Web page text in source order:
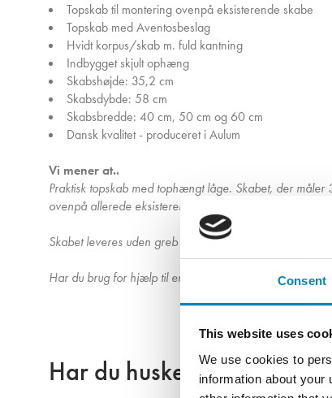
Consent
This website uses
We use cookies to
information about
Topskab til montering ovenpå eksisterende skabe
Topskab med Aventosbeslag
Hvidt korpus/skab m. fuld kantning
Indbygget skjult ophæng
Skabshøjde: 35,2 cm
Skabsdybde: 58 cm
Skabsbredde: 40 cm, 50 cm og 60 cm
Dansk kvalitet - produceret i Aulum
Vi mener at..
Praktisk topskab med tophængt låge. Skabet, der
ovenpå allerede eksisterende skabe. Anvend skabet til
Skabet leveres uden greb og er ikke forboret til greb,
Har du brug for hjælp til en komplet køkken- eller
Har du husket?